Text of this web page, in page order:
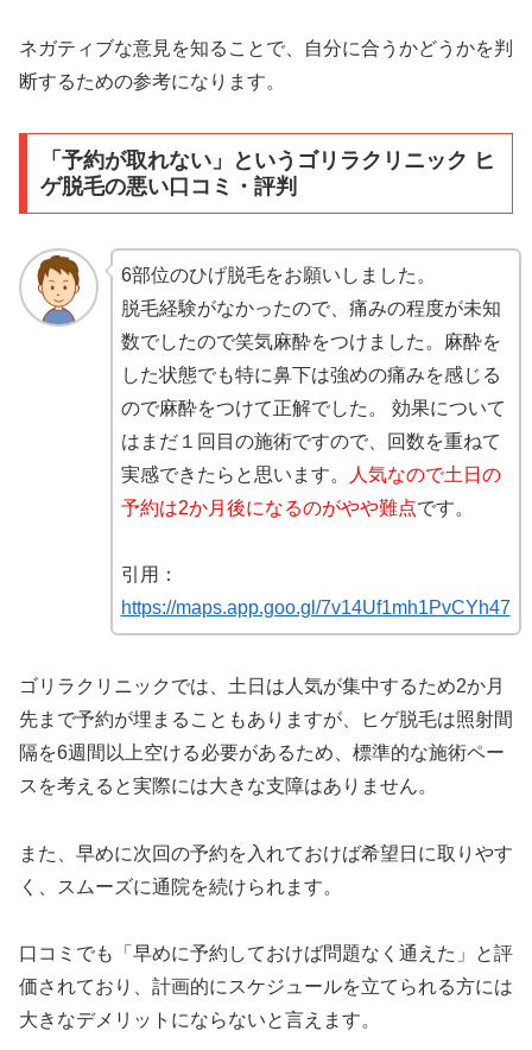
ネガティブな意見を知ることで、自分に合うかどうかを判
断するための参考になります。
「予約が取れない」というゴリラクリニック ヒ
ゲ脱毛の悪い口コミ・評判
6部位のひげ脱毛をお願いしました。
脱毛経験がなかったので、痛みの程度が未知
数でしたので笑気麻酔をつけました。麻酔を
した状態でも特に鼻下は強めの痛みを感じる
ので麻酔をつけて正解でした。 効果について
はまだ１回目の施術ですので、回数を重ねて
実感できたらと思います。
人気なので土日の
予約は2か月後になるのがやや難点です。
引用：
https://maps.app.goo.gl/7v14Uf1mh1PvCYh47
ゴリラクリニックでは、土日は人気が集中するため2か月
先まで予約が埋まることもありますが、ヒゲ脱毛は照射間
隔を6週間以上空ける必要があるため、標準的な施術ペー
スを考えると実際には大きな支障はありません。
また、早めに次回の予約を入れておけば希望日に取りやす
く、スムーズに通院を続けられます。
口コミでも「早めに予約しておけば問題なく通えた」と評
価されており、計画的にスケジュールを立てられる方には
大きなデメリットにならないと言えます。